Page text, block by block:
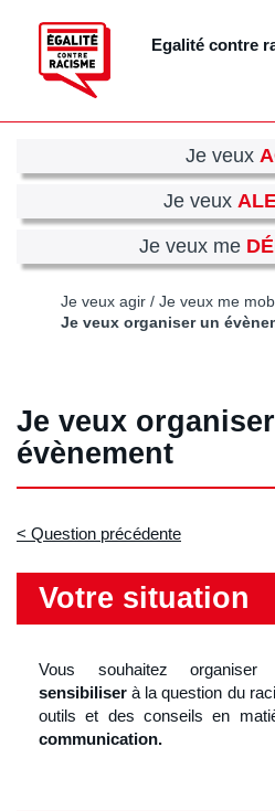
contenu
principal
Egalité contre
Je veux
Je veux
Je veux me
Je veux agir
Je veux me
Je veux organiser un
Je veux
évènement
Question précédente
Votre situation
Vous souhaitez
sensibiliserà la question du
outils et des conseils en
communication.